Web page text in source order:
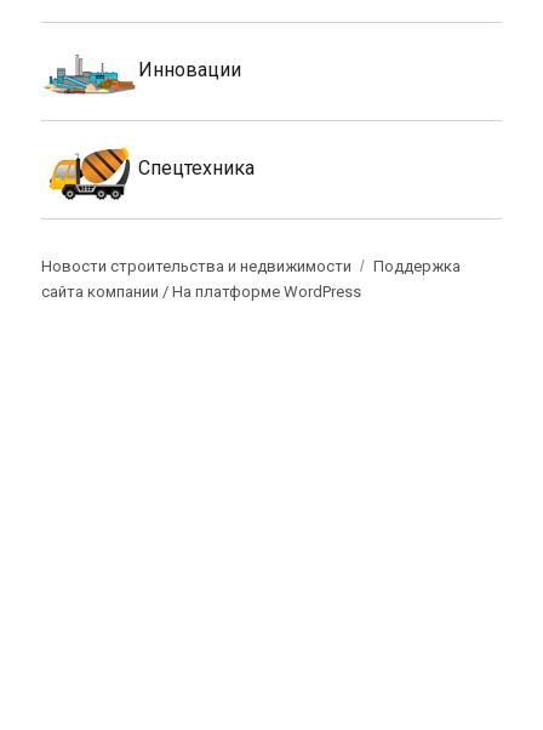
Инновации
Спецтехника
Новости строительства и недвижимости
Поддержка
сайта компании /На платформе WordPress